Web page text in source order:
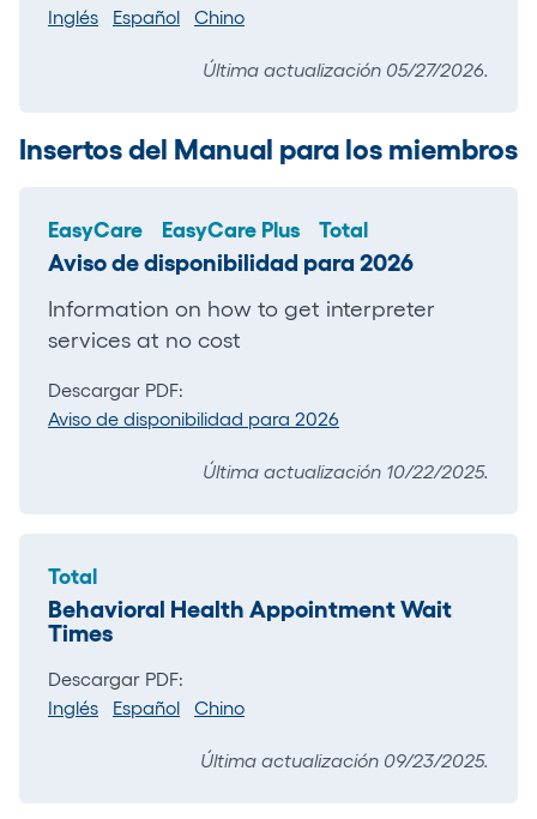
Inglés
Español Chino
Última actualización 05/27/2026.
Insertos del Manual para los miembros
EasyCare EasyCare Plus Total
Aviso de disponibilidad para 2026
Information on how to get interpreter
services at no cost
Descargar PDF:
Aviso de disponibilidad para 2026
Última actualización 10/22/2025.
Total
Behavioral Health Appointment Wait
Times
Descargar PDF:
Inglés
Español Chino
Última actualización 09/23/2025.